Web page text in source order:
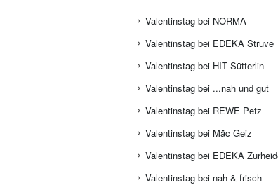
Valentinstag bei NORMA
Valentinstag bei EDEKA Struve
Valentinstag bei HIT Sütterlin
Valentinstag bei ...nah und gut
Valentinstag bei REWE Petz
Valentinstag bei Mäc Geiz
Valentinstag bei EDEKA
Valentinstag bei nah & frisch